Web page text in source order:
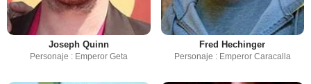
Joseph Quinn
Personaje : Emperor Geta
Fred Hechinger
Personaje : Emperor Caracalla